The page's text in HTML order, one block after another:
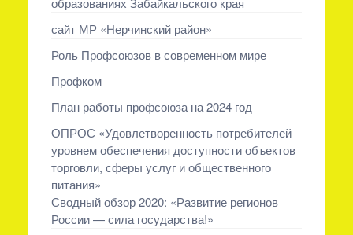
сайт МР «Нерчинский район»
Роль Профсоюзов в современном мире
Профком
План работы профсоюза на 2024 год
ОПРОС «Удовлетворенность потребителей
уровнем обеспечения доступности объектов
торговли, сферы услуг и общественного
питания»
Сводный обзор 2020: «Развитие регионов
России — сила государства!»